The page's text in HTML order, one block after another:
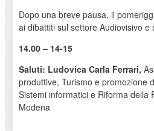
Dopo una breve pausa, il
ai dibattiti sul settore Audiovisivo e
14.00 – 14-15
Saluti: Ludovica Carla Ferrari,
produttive, Turismo e promozione
Sistemi informatici e Riforma della
Modena